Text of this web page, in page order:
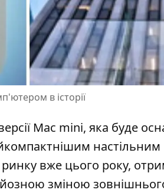
в історії
Mac mini, яка буде
вже цього року,
зміною